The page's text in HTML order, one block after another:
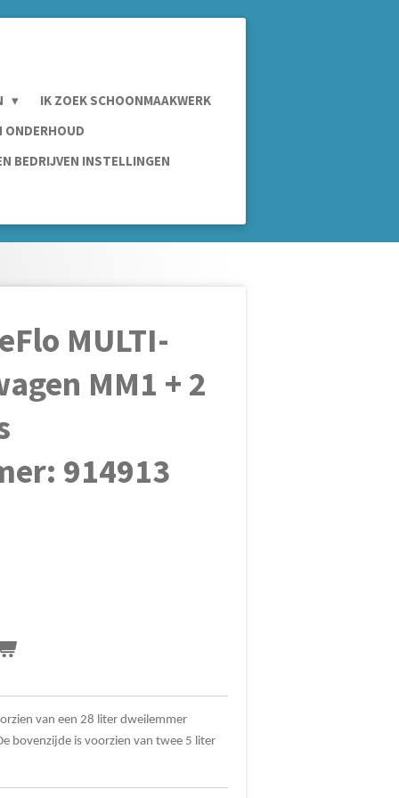
IK ZOEK SCHOONMAAKWERK
ONDERHOUD
BEDRIJVEN INSTELLINGEN
MULTI-
MM1 + 2
914913
van een 28 liter dweilemmer
bovenzijde is voorzien van twee 5 liter